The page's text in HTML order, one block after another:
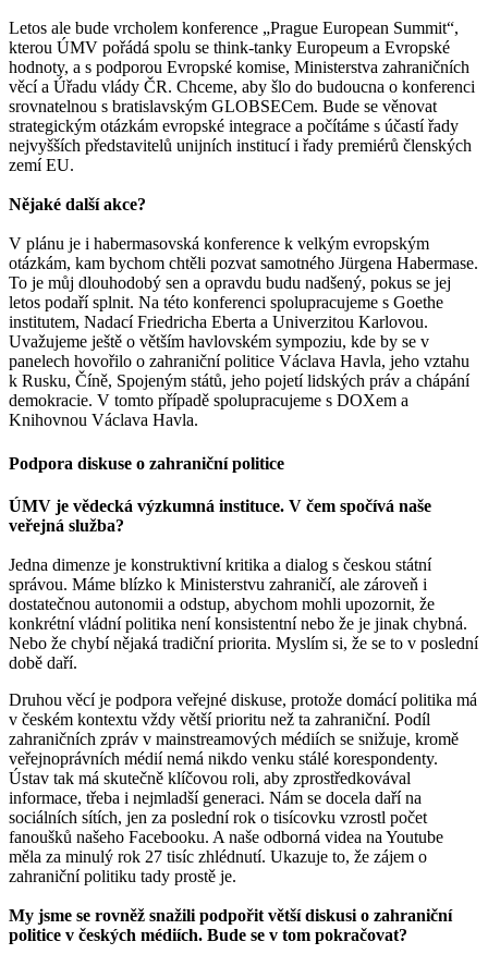
Letos ale bude vrcholem konference „Prague European Summit“,
kterou ÚMV pořádá spolu se think-tanky Europeum a Evropské
hodnoty, a s podporou Evropské komise, Ministerstva zahraničních
věcí a Úřadu vlády ČR. Chceme, aby šlo do budoucna o konferenci
srovnatelnou s bratislavským GLOBSECem. Bude se věnovat
strategickým otázkám evropské integrace a počítáme s účastí řady
nejvyšších představitelů unijních institucí i řady premiérů členských
zemí EU.
Nějaké další akce?
V plánu je i habermasovská konference k velkým evropským
otázkám, kam bychom chtěli pozvat samotného Jürgena Habermase.
To je můj dlouhodobý sen a opravdu budu nadšený, pokus se jej
letos podaří splnit. Na této konferenci spolupracujeme s Goethe
institutem, Nadací Friedricha Eberta a Univerzitou Karlovou.
Uvažujeme ještě o větším havlovském sympoziu, kde by se v
panelech hovořilo o zahraniční politice Václava Havla, jeho vztahu
k Rusku, Číně, Spojeným států, jeho pojetí lidských práv a chápání
demokracie. V tomto případě spolupracujeme s DOXem a
Knihovnou Václava Havla.
Podpora diskuse o zahraniční politice
ÚMV je vědecká výzkumná instituce. V čem spočívá naše
veřejná služba?
Jedna dimenze je konstruktivní kritika a dialog s českou státní
správou. Máme blízko k Ministerstvu zahraničí, ale zároveň i
dostatečnou autonomii a odstup, abychom mohli upozornit, že
konkrétní vládní politika není konsistentní nebo že je jinak chybná.
Nebo že chybí nějaká tradiční priorita. Myslím si, že se to v poslední
době daří.
Druhou věcí je podpora veřejné diskuse, protože domácí politika má
v českém kontextu vždy větší prioritu než ta zahraniční. Podíl
zahraničních zpráv v mainstreamových médiích se snižuje, kromě
veřejnoprávních médií nemá nikdo venku stálé korespondenty.
Ústav tak má skutečně klíčovou roli, aby zprostředkovával
informace, třeba i nejmladší generaci. Nám se docela daří na
sociálních sítích, jen za poslední rok o tisícovku vzrostl počet
fanoušků našeho Facebooku. A naše odborná videa na Youtube
měla za minulý rok 27 tisíc zhlédnutí. Ukazuje to, že zájem o
zahraniční politiku tady prostě je.
My jsme se rovněž snažili podpořit větší diskusi o zahraniční
politice v českých médiích. Bude se v tom pokračovat?